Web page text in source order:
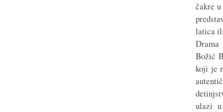
čakre
latica
Božić
koji je
ulazi